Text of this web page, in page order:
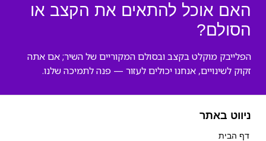
האם אוכל להתאים את הקצב או
הסולם?
הפלייבק מוקלט בקצב ובסולם המקוריים של השיר; אם אתה
זקוק לשינויים, אנחנו יכולים לעזור — פנה לתמיכה שלנו.
ניווט באתר
דף הבית